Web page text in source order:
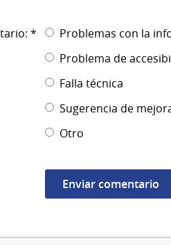
*
Problemas con la
Problema de
Falla técnica
Sugerencia de
Otro